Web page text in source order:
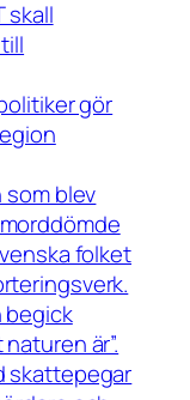
skall
gör
som blev
folket
begick
är”.
skattepegar